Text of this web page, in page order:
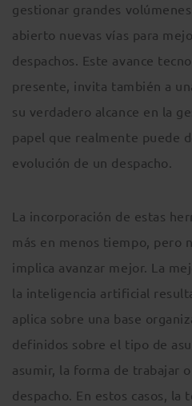
gestionar grandes
abierto nuevas vías para
despachos. Este avance
presente, invita también a
su verdadero alcance en la
papel que realmente puede
evolución de un despacho.
La incorporación de estas
más en menos tiempo, pero
implica avanzar mejor. La
la inteligencia artificial
aplica sobre una base
definidos sobre el tipo de
asumir, la forma de trabajar
despacho. En estos casos, la